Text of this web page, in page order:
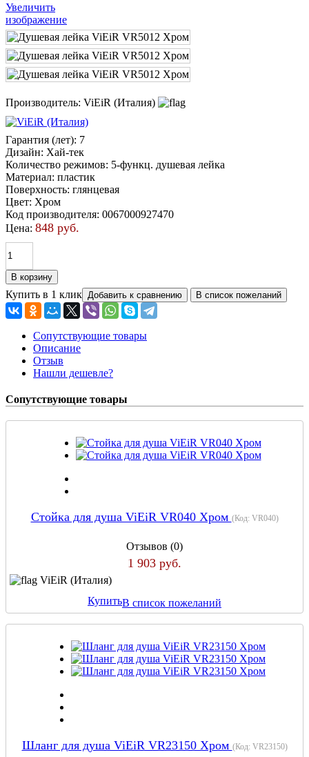
Увеличить
изображение
Производитель: ViEiR (Италия)
Гарантия (лет): 7
Дизайн: Хай-тек
Количество режимов: 5-функц. душевая лейка
Материал: пластик
Поверхность: глянцевая
Цвет: Хром
Код производителя: 0067000927470
Цена: 848 руб.
Купить в 1 клик
Сопутствующие товары
Описание
Отзыв
Нашли дешевле?
Сопутствующие товары
Стойка для душа ViEiR VR040 Хром (Код: VR040)
Отзывов (0)
1 903 руб.
ViEiR (Италия)
КупитьВ список пожеланий
Шланг для душа ViEiR VR23150 Хром (Код: VR23150)